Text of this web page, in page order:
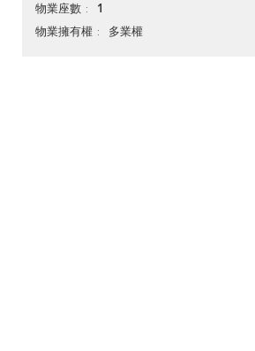
物業座數 1
物業擁有權 多業權